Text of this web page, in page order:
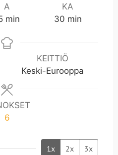
A
m
n
min
KA
30m
n
min
KEITTIÖ
Keski-Eurooppa
6
1x 2x 3x